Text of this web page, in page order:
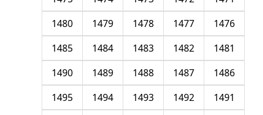
1476
1477
1478
1479
1480
1481
1482
1483
1484
1485
1486
1487
1488
1489
1490
1491
1492
1493
1494
1495